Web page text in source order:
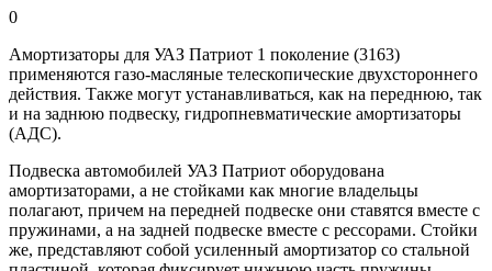
0
Амортизаторы для УАЗ Патриот 1 поколение (3163)
применяются газо-масляные телескопические двухстороннего
действия. Также могут устанавливаться, как на переднюю, так
и на заднюю подвеску, гидропневматические амортизаторы
(АДС).
Подвеска автомобилей УАЗ Патриот оборудована
амортизаторами, а не стойками как многие владельцы
полагают, причем на передней подвеске они ставятся вместе с
пружинами, а на задней подвеске вместе с рессорами. Стойки
же, представляют собой усиленный амортизатор со стальной